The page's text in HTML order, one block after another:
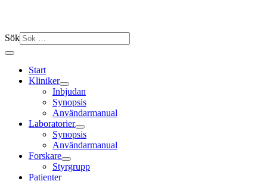
Sök
Start
Kliniker
Inbjudan
Synopsis
Användarmanual
Laboratorier
Synopsis
Användarmanual
Forskare
Styrgrupp
Patienter